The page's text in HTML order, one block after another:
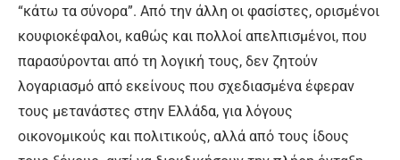
“κάτω τα σύνορα”. Από την άλλη οι φασίστες, ορισμένοι
κουφιοκέφαλοι, καθώς και πολλοί απελπισμένοι, που
παρασύρονται από τη λογική τους, δεν ζητούν
λογαριασμό από εκείνους που σχεδιασμένα έφεραν
τους μετανάστες στην Ελλάδα, για λόγους
οικονομικούς και πολιτικούς, αλλά από τους ίδους